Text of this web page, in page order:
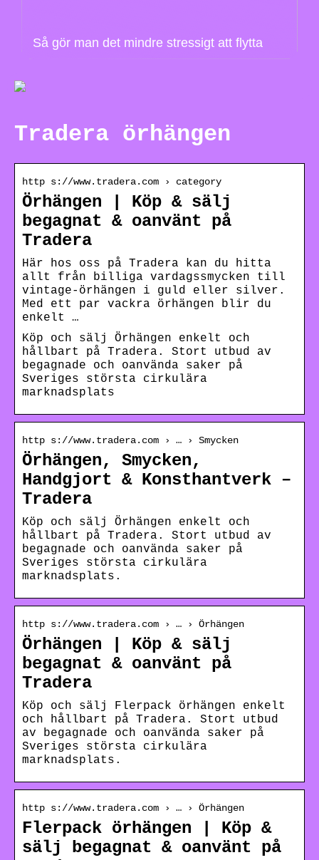
Så gör man det mindre stressigt att flytta
Tradera örhängen
http s://www.tradera.com › category
Örhängen | Köp & sälj
begagnat & oanvänt på
Tradera
Här hos oss på Tradera kan du hitta
allt från billiga vardagssmycken till
vintage-örhängen i guld eller silver.
Med ett par vackra örhängen blir du
enkelt …
Köp och sälj Örhängen enkelt och
hållbart på Tradera. Stort utbud av
begagnade och oanvända saker på
Sveriges största cirkulära
marknadsplats
http s://www.tradera.com › … › Smycken
Örhängen, Smycken,
Handgjort & Konsthantverk –
Tradera
Köp och sälj Örhängen enkelt och
hållbart på Tradera. Stort utbud av
begagnade och oanvända saker på
Sveriges största cirkulära
marknadsplats.
http s://www.tradera.com › … › Örhängen
Örhängen | Köp & sälj
begagnat & oanvänt på
Tradera
Köp och sälj Flerpack örhängen enkelt
och hållbart på Tradera. Stort utbud
av begagnade och oanvända saker på
Sveriges största cirkulära
marknadsplats.
http s://www.tradera.com › … › Örhängen
Flerpack örhängen | Köp &
sälj begagnat & oanvänt på